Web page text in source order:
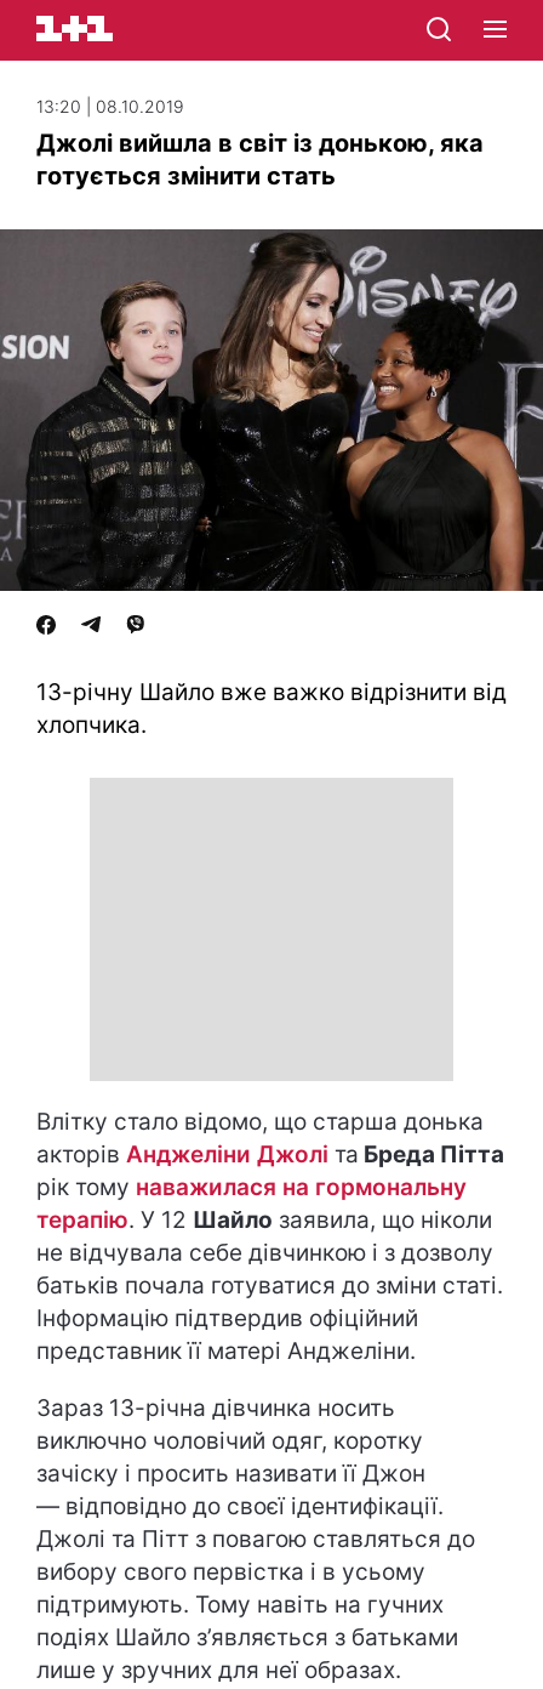
13:20 | 08.10.2019
Джолі вийшла в світ із донькою, яка
готується змінити стать
13-річну Шайло вже важко відрізнити від
хлопчика.
Влітку стало відомо, що старша донька
акторів Анджеліни Джолі та Бреда Пітта
рік тому наважилася на гормональну
терапію. У 12 Шайло заявила, що ніколи
не відчувала себе дівчинкою і з дозволу
батьків почала готуватися до зміни статі.
Інформацію підтвердив офіційний
представник її матері Анджеліни.
Зараз 13-річна дівчинка носить
виключно чоловічий одяг, коротку
зачіску і просить називати її Джон
— відповідно до своєї ідентифікації.
Джолі та Пітт з повагою ставляться до
вибору свого первістка і в усьому
підтримують. Тому навіть на гучних
подіях Шайло з’являється з батьками
лише у зручних для неї образах.